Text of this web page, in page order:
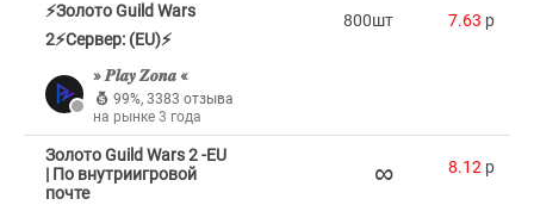
⚡Золото Guild Wars
2⚡Сервер: (EU)⚡
» 𝑷𝒍𝒂𝒚 𝒁𝒐𝒏𝒂 «
99%, 3383 отзыва
на рынке 3 года
800шт 7.63 p
Золото Guild Wars 2 -EU
| По внутриигровой
почте
∞ 8.12 p